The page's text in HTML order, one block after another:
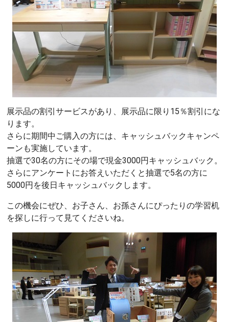
展示品の割引サービスがあり、展示品に限り15％割引にな
ります。
さらに期間中ご購入の方には、キャッシュバックキャンペ
ーンも実施しています。
抽選で30名の方にその場で現金3000円キャッシュバック。
さらにアンケートにお答えいただくと抽選で5名の方に
5000円を後日キャッシュバックします。
この機会にぜひ、お子さん、お孫さんにぴったりの学習机
を探しに行って見てくださいね。